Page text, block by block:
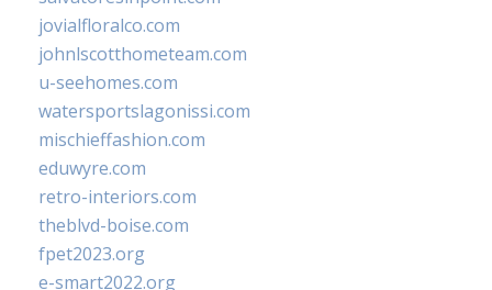
jovialfloralco.com
johnlscotthometeam.com
u-seehomes.com
watersportslagonissi.com
mischieffashion.com
eduwyre.com
retro-interiors.com
theblvd-boise.com
fpet2023.org
e-smart2022.org